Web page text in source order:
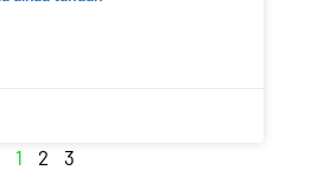
1 2 3